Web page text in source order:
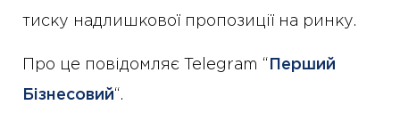
тиску надлишкової пропозиції на ринку.
Про це повідомляє Telegram “ Перший
Бізнесовий“.